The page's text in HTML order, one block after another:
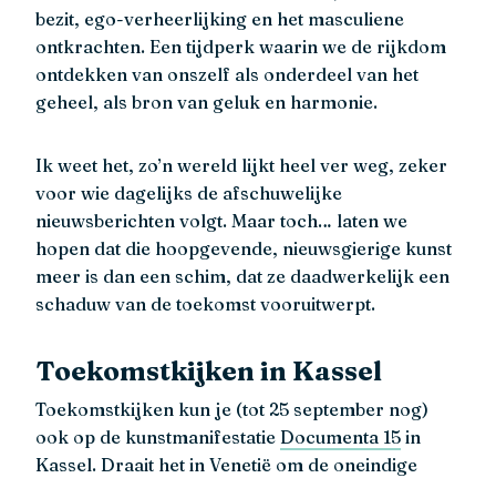
bezit, ego-verheerlijking en het masculiene
ontkrachten. Een tijdperk waarin we de rijkdom
ontdekken van onszelf als onderdeel van het
geheel, als bron van geluk en harmonie.
Ik weet het, zo’n wereld lijkt heel ver weg, zeker
voor wie dagelijks de afschuwelijke
nieuwsberichten volgt. Maar toch… laten we
hopen dat die hoopgevende, nieuwsgierige kunst
meer is dan een schim, dat ze daadwerkelijk een
schaduw van de toekomst vooruitwerpt.
Toekomstkijken in Kassel
Toekomstkijken kun je (tot 25 september nog)
ook op de kunstmanifestatie Documenta 15 in
Kassel. Draait het in Venetië om de oneindige